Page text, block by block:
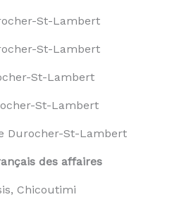
St-Lambert
St-Lambert
St-Lambert
St-Lambert
Durocher-St-Lambert
des affaires
Chicoutimi